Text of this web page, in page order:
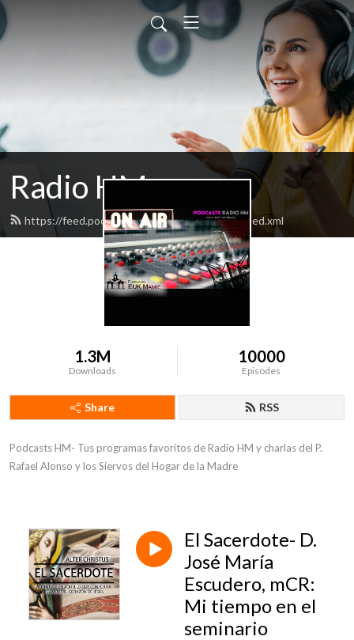
Radio HM
https://feed.podbean.com/hogardelamadre/feed.xml
1.3M
Downloads
10000
Episodes
Share RSS
Podcasts HM- Tus programas favoritos de Radio HM y charlas del P.
Rafael Alonso y los Siervos del Hogar de la Madre
El Sacerdote- D.
José María
Escudero, mCR:
Mi tiempo en el
seminario